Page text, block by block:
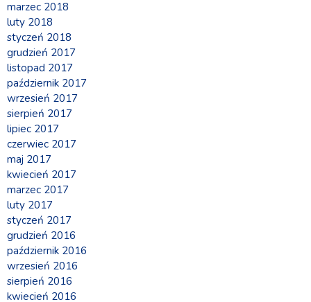
marzec 2018
luty 2018
styczeń 2018
grudzień 2017
listopad 2017
październik 2017
wrzesień 2017
sierpień 2017
lipiec 2017
czerwiec 2017
maj 2017
kwiecień 2017
marzec 2017
luty 2017
styczeń 2017
grudzień 2016
październik 2016
wrzesień 2016
sierpień 2016
kwiecień 2016